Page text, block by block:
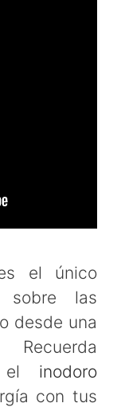
el único
sobre las
desde una
Recuerda
el inodoro
con tus